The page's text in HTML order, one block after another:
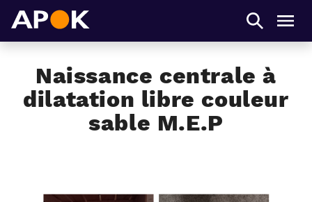
Naissance centrale à
dilatation libre couleur
sable M.E.P